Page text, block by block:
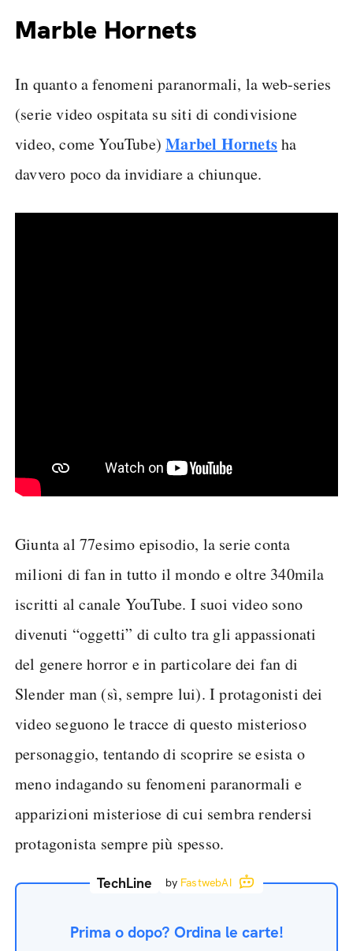
Marble Hornets
In quanto a fenomeni paranormali, la web-series
(serie video ospitata su siti di condivisione
video, come YouTube)Marbel Hornetsha
davvero poco da invidiare a chiunque.
Giunta al 77esimo episodio, la serie conta
milioni di fan in tutto il mondo e oltre 340mila
iscritti al canale YouTube. I suoi video sono
divenuti “oggetti” di culto tra gli appassionati
del genere horror e in particolare dei fan di
Slender man (sì, sempre lui). I protagonisti dei
video seguono le tracce di questo misterioso
personaggio, tentando di scoprire se esista o
meno indagando su fenomeni paranormali e
apparizioni misteriose di cui sembra rendersi
protagonista sempre più spesso.
TechLine by FastwebAI
Prima o dopo? Ordina le carte!